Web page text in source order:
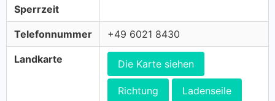
Sperrzeit
Telefonnummer +49 6021 8430
Landkarte Die Karte siehen
Richtung Ladenseile